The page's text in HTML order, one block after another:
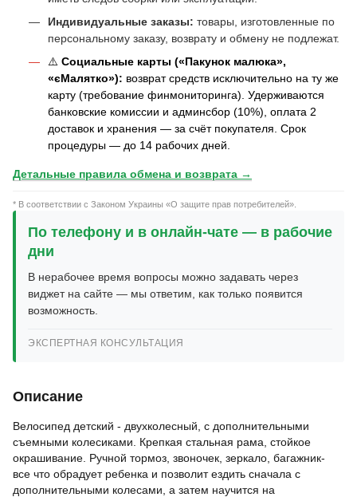
Индивидуальные заказы: товары, изготовленные по
персональному заказу, возврату и обмену не подлежат.
⚠️ Социальные карты («Пакунок малюка»,
«єМалятко»): возврат средств исключительно на ту же
карту (требование финмониторинга). Удерживаются
банковские комиссии и админсбор (10%), оплата 2
доставок и хранения — за счёт покупателя. Срок
процедуры — до 14 рабочих дней.
Детальные правила обмена и возврата →
* В соответствии с Законом Украины «О защите прав потребителей».
По телефону и в онлайн-чате — в рабочие
дни
В нерабочее время вопросы можно задавать через
виджет на сайте — мы ответим, как только появится
возможность.
ЭКСПЕРТНАЯ КОНСУЛЬТАЦИЯ
Описание
Велосипед детский - двухколесный, с дополнительными
съемными колесиками. Крепкая стальная рама, стойкое
окрашивание. Ручной тормоз, звоночек, зеркало, багажник-
все что обрадует ребенка и позволит ездить сначала с
дополнительными колесами, а затем научится на